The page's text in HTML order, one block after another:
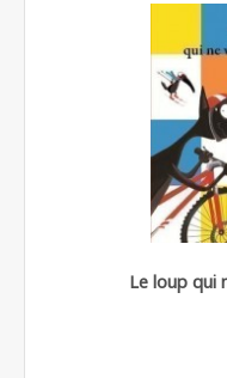
Le loup qui